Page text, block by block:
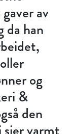
av
da han
og
&
den